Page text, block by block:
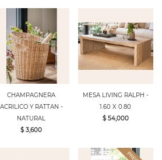
CHAMPAGNERA
ACRILICO Y RATTAN -
NATURAL
$ 3,600
MESA LIVING RALPH -
1.60 X 0.80
$ 54,000